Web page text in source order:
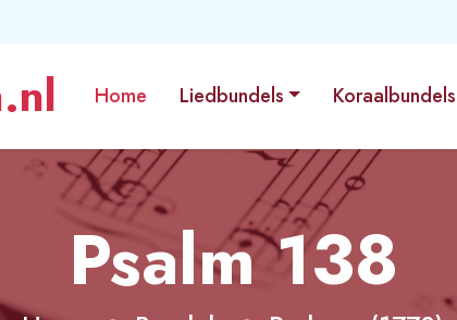
Home Liedbundels Koraalbundels
Psalm 138